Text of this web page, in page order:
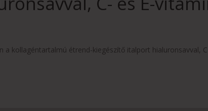
a kollagéntartalmú étrend-kiegészítő italport hialuronsavval,